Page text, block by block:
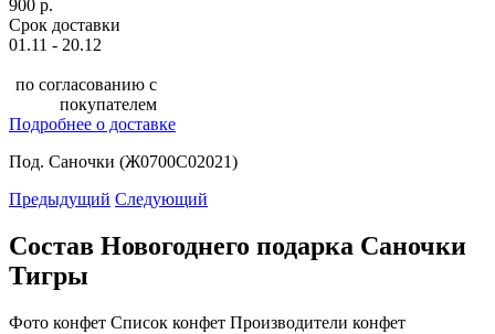
900 р.
Срок доставки
01.11 - 20.12
по согласованию с
покупателем
Подробнее о доставке
Под. Саночки (Ж0700С02021)
Предыдущий Следующий
Состав Новогоднего подарка Саночки
Тигры
Фото конфет Список конфет Производители конфет